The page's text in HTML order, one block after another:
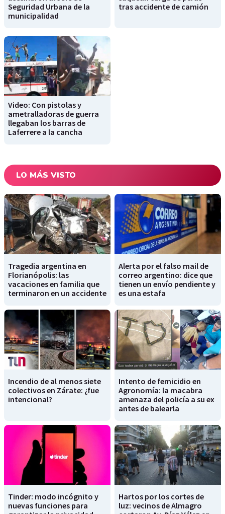
Seguridad Urbana de la
municipalidad
tras accidente de camión
Video: Con pistolas y
ametralladoras de guerra
llegaban los barras de
Laferrere a la cancha
LO MÁS VISTO
Tragedia argentina en
Florianópolis: las
vacaciones en familia que
terminaron en un accidente
Alerta por el falso mail de
correo argentino: dice que
tienen un envío pendiente y
es una estafa
Incendio de al menos siete
colectivos en Zárate: ¿fue
intencional?
Intento de femicidio en
Agronomía: la macabra
amenaza del policía a su ex
antes de balearla
Tinder: modo incógnito y
nuevas funciones para
Hartos por los cortes de
luz: vecinos de Almagro